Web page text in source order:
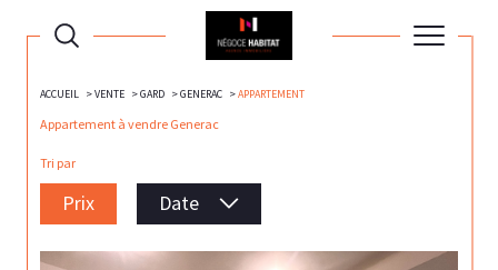
ACCUEIL VENTE GARD GENERAC APPARTEMENT
Appartement à vendre Generac
Tri par
Prix Date